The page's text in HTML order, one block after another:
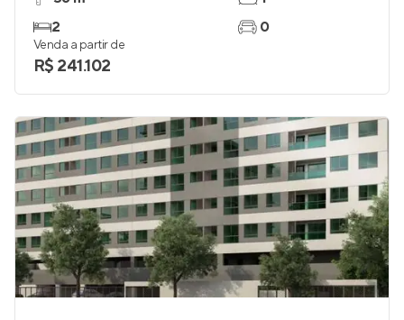
2
0
Venda a partir de
R$ 241.102